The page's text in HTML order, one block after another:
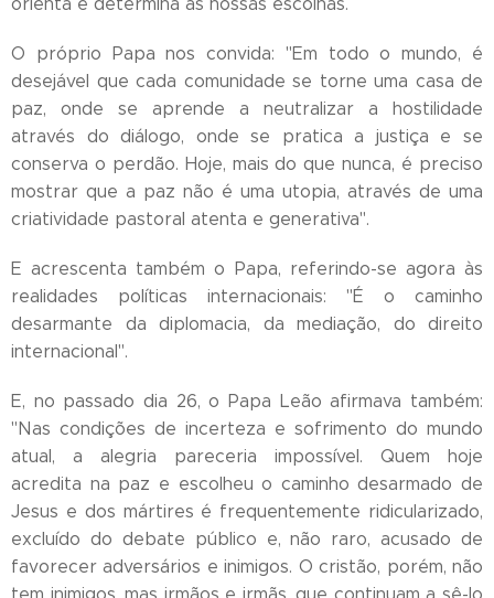
O próprio Papa nos convida: "Em todo o mundo, é
desejável que cada comunidade se torne uma casa de
paz, onde se aprende a neutralizar a hostilidade
através do diálogo, onde se pratica a justiça e se
conserva o perdão. Hoje, mais do que nunca, é preciso
mostrar que a paz não é uma utopia, através de uma
criatividade pastoral atenta e generativa".
E acrescenta também o Papa, referindo-se agora às
realidades políticas internacionais: "É o caminho
desarmante da diplomacia, da mediação, do direito
internacional".
E, no passado dia 26, o Papa Leão afirmava também:
"Nas condições de incerteza e sofrimento do mundo
atual, a alegria pareceria impossível. Quem hoje
acredita na paz e escolheu o caminho desarmado de
Jesus e dos mártires é frequentemente ridicularizado,
excluído do debate público e, não raro, acusado de
favorecer adversários e inimigos. O cristão, porém, não